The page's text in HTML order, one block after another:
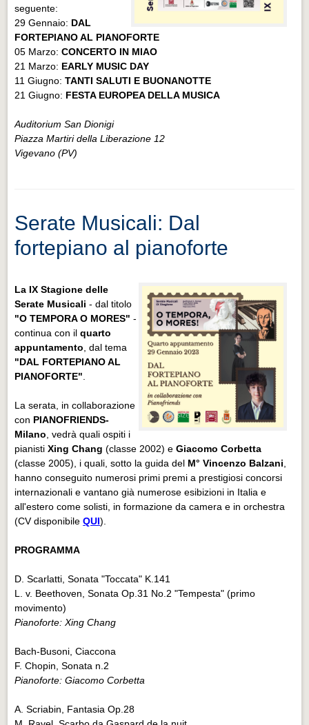
seguente:
29 Gennaio: DAL
FORTEPIANO AL PIANOFORTE
05 Marzo:CONCERTO IN MIAO
21 Marzo: EARLY MUSIC DAY
11 Giugno:TANTI SALUTI E BUONANOTTE
21 Giugno: FESTA EUROPEA DELLA MUSICA
Auditorium San Dionigi
Piazza Martiri della Liberazione 12
Vigevano (PV)
Serate Musicali: Dal
fortepiano al pianoforte
La IX Stagione delle
Serate Musicali - dal titolo
"O TEMPORA O MORES" -
continua con ilquarto
appuntamento , dal tema
"DAL FORTEPIANO AL
PIANOFORTE"
La serata, in collaborazione
con PIANOFRIENDS-
Milano , vedrà quali ospiti i
pianistiXing Chang (classe 2002) eGiacomo Corbetta
(classe 2005), i quali, sotto la guida del M° Vincenzo Balzani
hanno conseguito numerosi primi premi a prestigiosi concorsi
internazionali e vantano già numerose esibizioni in Italia e
all'estero come solisti, in formazione da camera e in orchestra
(CV disponibileQUI).
PROGRAMMA
D. Scarlatti, Sonata "Toccata" K.141
L. v. Beethoven, Sonata Op.31 No.2 "Tempesta" (primo
movimento)
Pianoforte: Xing Chang
Bach-Busoni, Ciaccona
F. Chopin, Sonata n.2
Pianoforte: Giacomo Corbetta
A. Scriabin, Fantasia Op.28